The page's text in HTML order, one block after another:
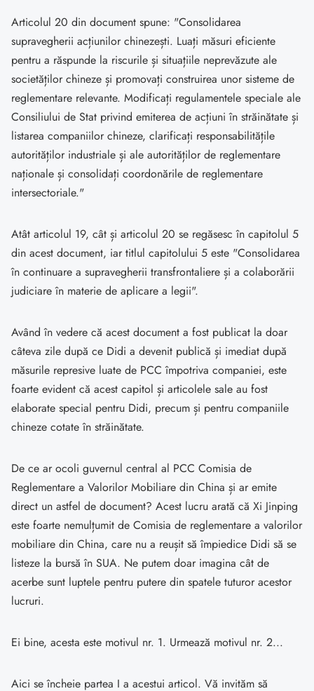
Articolul 20 din document spune: "Consolidarea
supravegherii acțiunilor chinezești. Luați măsuri eficiente
pentru a răspunde la riscurile și situațiile neprevăzute ale
societăților chineze și promovați construirea unor sisteme de
reglementare relevante. Modificați regulamentele speciale ale
Consiliului de Stat privind emiterea de acțiuni în străinătate și
listarea companiilor chineze, clarificați responsabilitățile
autorităților industriale și ale autorităților de reglementare
naționale și consolidați coordonările de reglementare
intersectoriale."
Atât articolul 19, cât și articolul 20 se regăsesc în capitolul 5
din acest document, iar titlul capitolului 5 este "Consolidarea
în continuare a supravegherii transfrontaliere și a colaborării
judiciare în materie de aplicare a legii".
Având în vedere că acest document a fost publicat la doar
câteva zile după ce Didi a devenit publică și imediat după
măsurile represive luate de PCC împotriva companiei, este
foarte evident că acest capitol și articolele sale au fost
elaborate special pentru Didi, precum și pentru companiile
chineze cotate în străinătate.
De ce ar ocoli guvernul central al PCC Comisia de
Reglementare a Valorilor Mobiliare din China și ar emite
direct un astfel de document? Acest lucru arată că Xi Jinping
este foarte nemulțumit de Comisia de reglementare a valorilor
mobiliare din China, care nu a reușit să împiedice Didi să se
listeze la bursă în SUA. Ne putem doar imagina cât de
acerbe sunt luptele pentru putere din spatele tuturor acestor
lucruri.
Ei bine, acesta este motivul nr. 1. Urmează motivul nr. 2...
Aici se încheie partea I a acestui articol. Vă invităm să